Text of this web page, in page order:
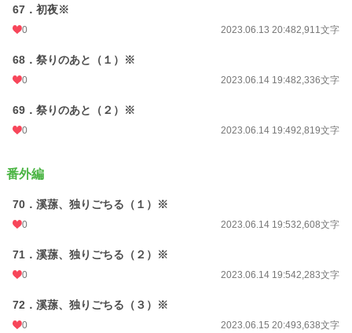
67．初夜※
0 2023.06.13 20:482,911文字
68．祭りのあと（１）※
0 2023.06.14 19:482,336文字
69．祭りのあと（２）※
0 2023.06.14 19:492,819文字
番外編
70．溪蓀、独りごちる（１）※
0 2023.06.14 19:532,608文字
71．溪蓀、独りごちる（２）※
0 2023.06.14 19:542,283文字
72．溪蓀、独りごちる（３）※
0 2023.06.15 20:493,638文字